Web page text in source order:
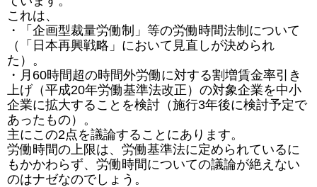
これは、
・「企画型裁量労働制」等の労働時間法制について
（「日本再興戦略」において見直しが決められ
た）。
・月60時間超の時間外労働に対する割増賃金率引き
上げ（平成20年労働基準法改正）の対象企業を中小
企業に拡大することを検討（施行3年後に検討予定で
あったもの）。
主にこの2点を議論することにあります。
労働時間の上限は、労働基準法に定められているに
もかかわらず、労働時間についての議論が絶えない
のはナゼなのでしょう。